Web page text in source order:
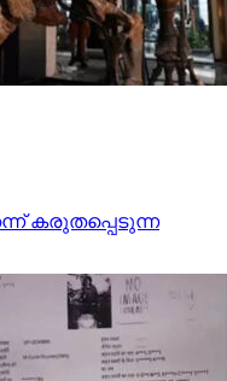
കരുതപ്പെടുന്ന